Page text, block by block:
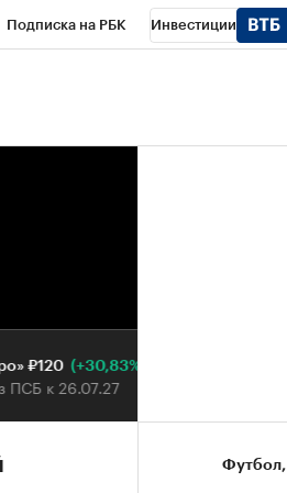
Подписка на РБК Инвестиции
Футбол⁠,
₽120 (+30,83%)
к 26.07.27